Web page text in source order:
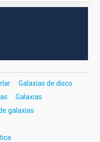
Galaxias de disco
Galaxias
galaxias